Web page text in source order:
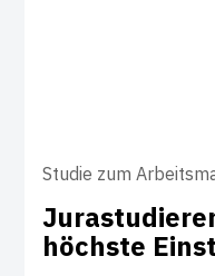
Studie zum
höchste